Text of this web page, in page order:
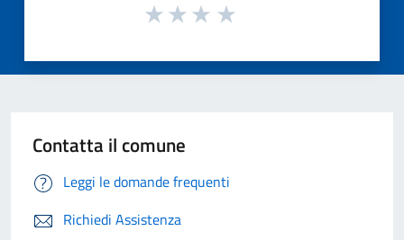
Contatta il comune
Leggi le domande frequenti
Richiedi Assistenza